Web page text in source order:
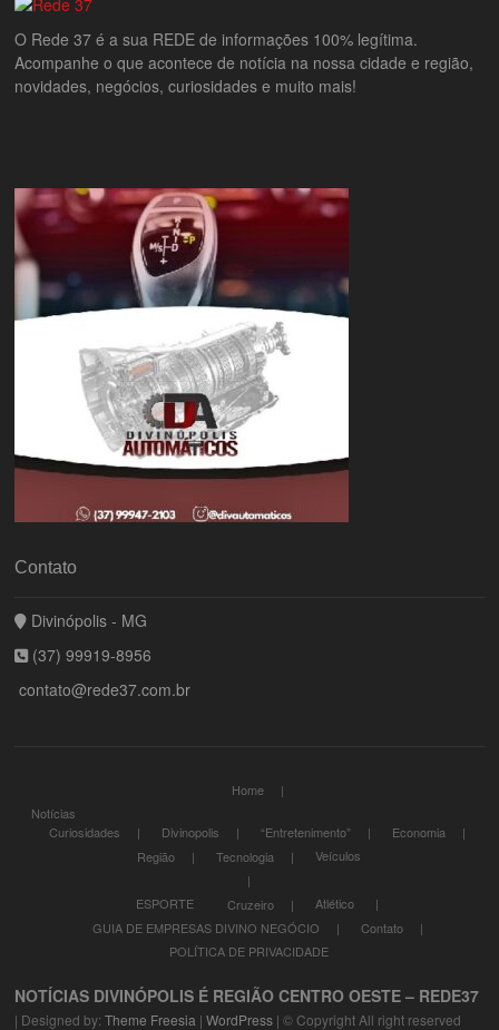
O Rede 37 é a sua REDE de informações 100% legítima.
Acompanhe o que acontece de notícia na nossa cidade e região,
novidades, negócios, curiosidades e muito mais!
Contato
Divinópolis - MG
(37) 99919-8956
contato@rede37.com.br
Home
Notícias
Curiosidades
Divinopolis “Entretenimento”
Economia
Região
Tecnologia Veículos
ESPORTE Cruzeiro
Atlético
GUIA DE EMPRESAS DIVINO NEGÓCIO
Contato
POLÍTICA DE PRIVACIDADE
NOTÍCIAS DIVINÓPOLIS É REGIÃO CENTRO OESTE – REDE37
| Designed by:Theme Freesia |WordPress | © Copyright All right reserved